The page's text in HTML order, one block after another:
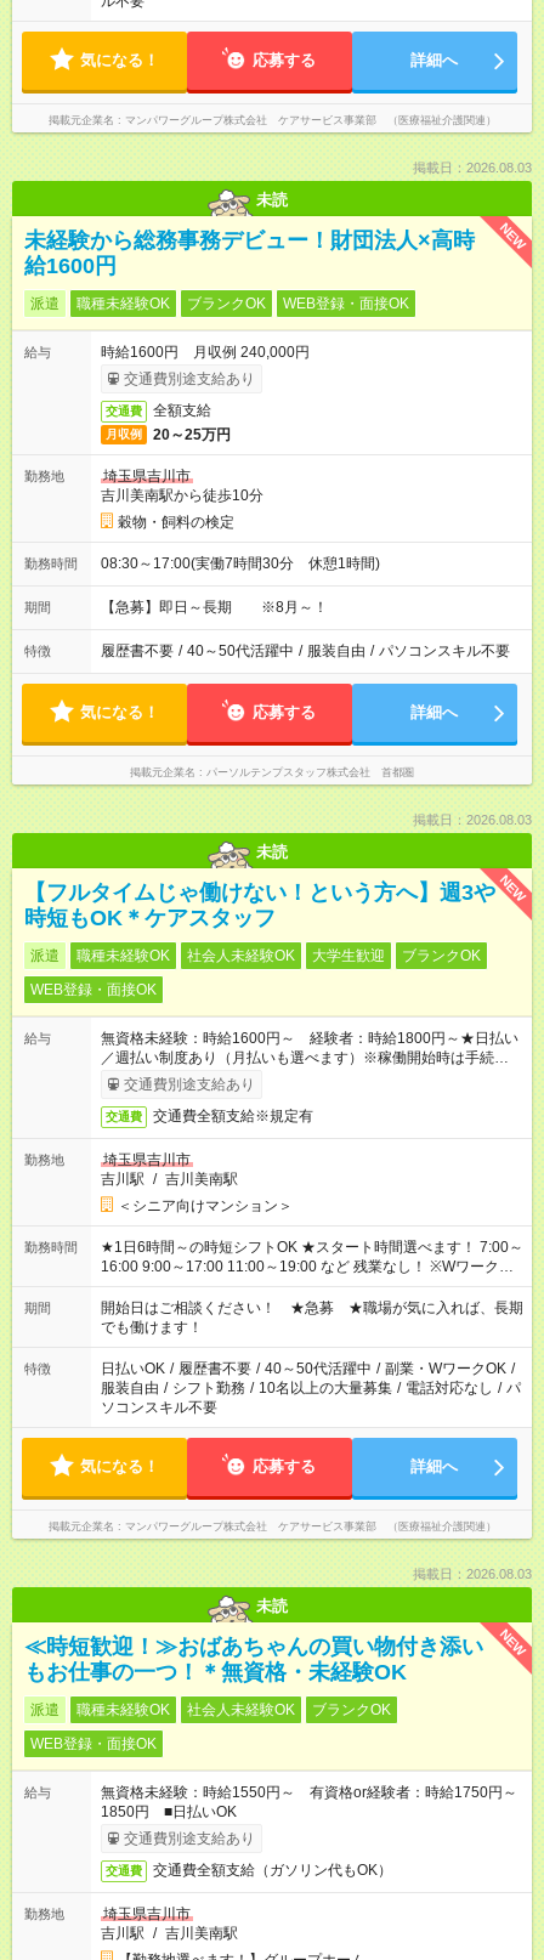
気になる！ 応募する 詳細へ
掲載元企業名 マンパワーグループ株式会社 ケアサービス事業部 （医療福祉介護関連）
掲載日：2026.08.03
未読
NEW
未経験から総務事務デビュー！財団法人×高時
給1600円
派遣 職種未経験OK ブランクOK WEB登録・面接OK
給与
時給1600円 月収例 240,000円
交通費別途支給あり
交通費 全額支給
月収例 20～25万円
勤務地
埼玉県吉川市
吉川美南駅から徒歩10分
穀物・飼料の検定
勤務時間 08:30～17:00(実働7時間30分 休憩1時間)
期間 【急募】即日～長期 ※8月～！
特徴 履歴書不要 / 40～50代活躍中 / 服装自由 / パソコンスキル不要
気になる！ 応募する 詳細へ
掲載元企業名 パーソルテンプスタッフ株式会社 首都圏
掲載日：2026.08.03
未読
NEW
【フルタイムじゃ働けない！という方へ】週3や
時短もOK＊ケアスタッフ
派遣 職種未経験OK 社会人未経験OK 大学生歓迎
ブランクOK
WEB登録・面接OK
給与
無資格未経験：時給1600円～ 経験者：時給1800円～★日払い
／週払い制度あり（月払いも選べます）※稼働開始時は手続き完
了次第のお支払いとなります。
交通費別途支給あり
交通費 交通費全額支給※規定有
勤務地
埼玉県吉川市
吉川駅 / 吉川美南駅
＜シニア向けマンション＞
勤務時間
★1日6時間～の時短シフトOK ★スタート時間選べます！ 7:00～
16:00 9:00～17:00 11:00～19:00 など 残業なし！ ※Wワークの
場合、他のお仕事と合わせ週40時間超の就業はご案内できませ
ん ※法令に基づき、週20時間以上勤務は社会保険への加入対象
となります ※労働者派遣法（日雇い派遣の原則禁止）により、
短時間・短期間の就業はご案内が難しい場合があります
期間
開始日はご相談ください！ ★急募 ★職場が気に入れば、長期
でも働けます！
特徴 日払いOK / 履歴書不要 / 40～50代活躍中 / 副業・WワークOK /
服装自由 / シフト勤務 / 10名以上の大量募集 / 電話対応なし / パ
ソコンスキル不要
気になる！ 応募する 詳細へ
掲載元企業名 マンパワーグループ株式会社 ケアサービス事業部 （医療福祉介護関連）
掲載日：2026.08.03
未読
NEW
≪時短歓迎！≫おばあちゃんの買い物付き添い
もお仕事の一つ！＊無資格・未経験OK
派遣 職種未経験OK 社会人未経験OK
ブランクOK
WEB登録・面接OK
給与
無資格未経験：時給1550円～ 有資格or経験者：時給1750円～
1850円 ■日払いOK
交通費別途支給あり
交通費 交通費全額支給（ガソリン代もOK）
勤務地
埼玉県吉川市
吉川駅 / 吉川美南駅